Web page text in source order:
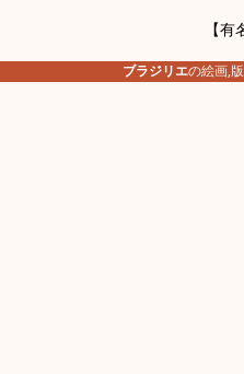
【
ブラジリエの絵画,